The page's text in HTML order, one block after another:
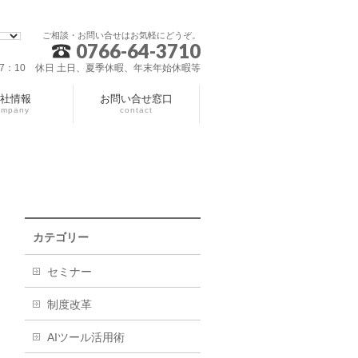
ご相談・お問い合せはお気軽にどうぞ。
0766-64-3710
：10 休日 土日、夏季休暇、年末年始休暇等
情報 お問い合せ窓口
contact
カテゴリー
セミナー
制度改革
AIツール活用術